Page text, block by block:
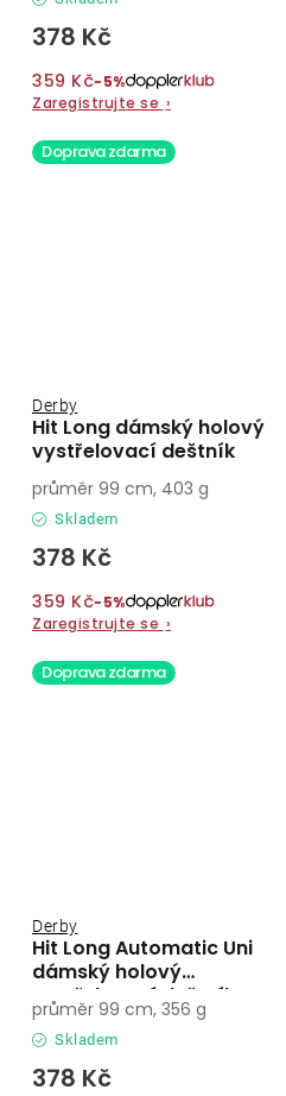
378 Kč
359 Kč−5%
Zaregistrujte se ›
Doprava zdarma
Hit Long dámský holový
vystřelovací deštník
Derby
Skladem
378 Kč
359 Kč−5%
Zaregistrujte se ›
průměr 99 cm, 403 g
Doprava zdarma
Hit Long Automatic Uni
dámský holový
vystřelovací deštník
Derby
Skladem
378 Kč
průměr 99 cm, 356 g